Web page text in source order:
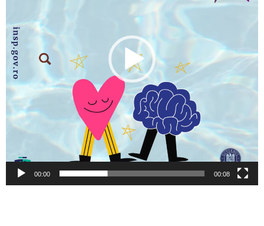
00:00 00:08